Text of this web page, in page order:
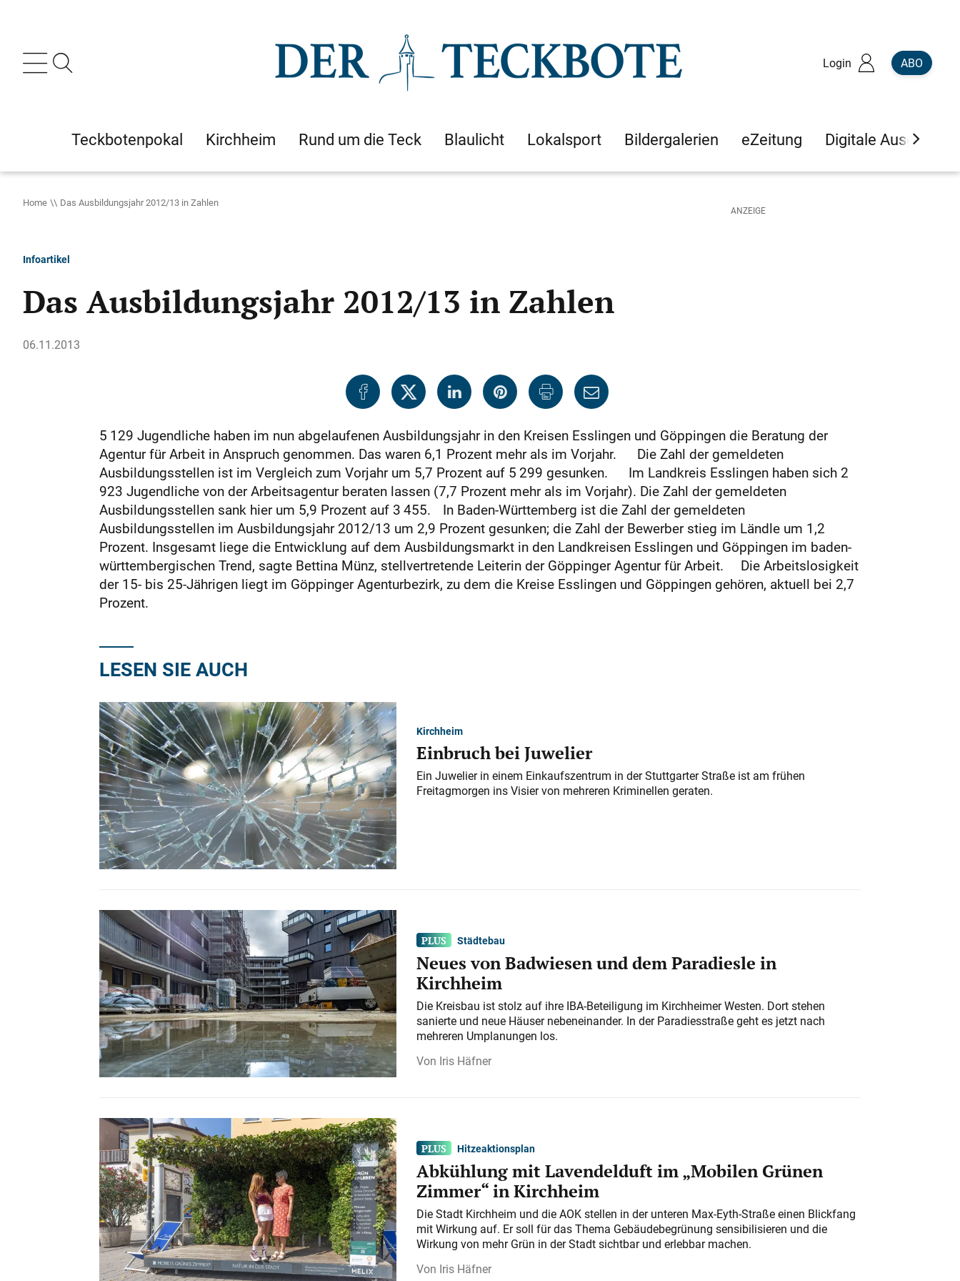
Login ABO
Teckbotenpokal Kirchheim Rund um die Teck Blaulicht Lokalsport Bildergalerien eZeitung Digitale Ausgaben
Home Das Ausbildungsjahr 2012/13 in Zahlen
Infoartikel
Das Ausbildungsjahr 2012/13 in Zahlen
06.11.2013
5 129 Jugendliche haben im nun abgelaufenen Ausbildungsjahr in den Kreisen Esslingen und Göppingen die Beratung der
Agentur für Arbeit in Anspruch genommen. Das waren 6,1 Prozent mehr als im Vorjahr. Die Zahl der gemeldeten
Ausbildungsstellen ist im Vergleich zum Vorjahr um 5,7 Prozent auf 5 299 gesunken. Im Landkreis Esslingen haben sich 2
923 Jugendliche von der Arbeitsagentur beraten lassen (7,7 Prozent mehr als im Vorjahr). Die Zahl der gemeldeten
Ausbildungsstellen sank hier um 5,9 Prozent auf 3 455. In Baden-Württemberg ist die Zahl der gemeldeten
Ausbildungsstellen im Ausbildungsjahr 2012/13 um 2,9 Prozent gesunken; die Zahl der Bewerber stieg im Ländle um 1,2
Prozent. Insgesamt liege die Entwicklung auf dem Ausbildungsmarkt in den Landkreisen Esslingen und Göppingen im baden-
württembergischen Trend, sagte Bettina Münz, stellvertretende Leiterin der Göppinger Agentur für Arbeit. Die Arbeitslosigkeit
der 15- bis 25-Jährigen liegt im Göppinger Agenturbezirk, zu dem die Kreise Esslingen und Göppingen gehören, aktuell bei 2,7
Prozent.
LESEN SIE AUCH
Kirchheim
Einbruch bei Juwelier
Ein Juwelier in einem Einkaufszentrum in der Stuttgarter Straße ist am frühen
Freitagmorgen ins Visier von mehreren Kriminellen geraten.
Städtebau
Neues von Badwiesen und dem Paradiesle in
Kirchheim
Die Kreisbau ist stolz auf ihre IBA-Beteiligung im Kirchheimer Westen. Dort stehen
sanierte und neue Häuser nebeneinander. In der Paradiesstraße geht es jetzt nach
mehreren Umplanungen los.
Iris Häfner
Hitzeaktionsplan
Abkühlung mit Lavendelduft im „Mobilen Grünen
Zimmer“ in Kirchheim
Die Stadt Kirchheim und die AOK stellen in der unteren Max-Eyth-Straße einen Blickfang
mit Wirkung auf. Er soll für das Thema Gebäudebegrünung sensibilisieren und die
Wirkung von mehr Grün in der Stadt sichtbar und erlebbar machen.
Iris Häfner